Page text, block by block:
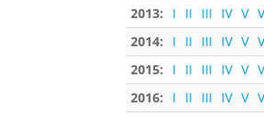
2013:
I II III IV V
2014:
I II III IV V
2015:
I II III IV V
2016:
I II III IV V